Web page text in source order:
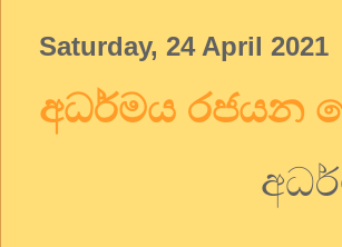
Saturday, 24 April 2021
අධර්මය රජයන